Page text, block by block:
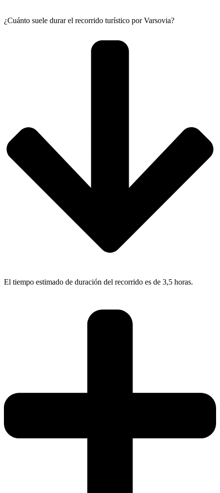
¿Cuánto suele durar el recorrido turístico por Varsovia?
El tiempo estimado de duración del recorrido es de 3,5 horas.